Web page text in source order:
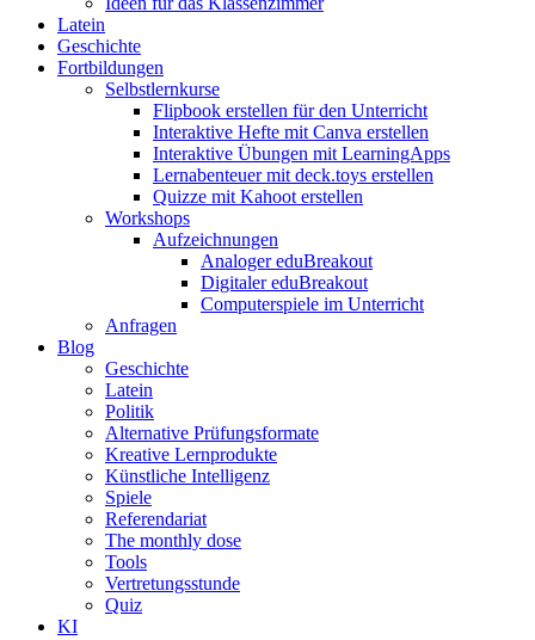
Latein
Geschichte
Fortbildungen
Selbstlernkurse
Flipbook erstellen für den Unterricht
Interaktive Hefte mit Canva erstellen
Interaktive Übungen mit LearningApps
Lernabenteuer mit deck.toys erstellen
Quizze mit Kahoot erstellen
Workshops
Aufzeichnungen
Analoger eduBreakout
Digitaler eduBreakout
Computerspiele im Unterricht
Anfragen
Blog
Geschichte
Latein
Politik
Alternative Prüfungsformate
Kreative Lernprodukte
Künstliche Intelligenz
Spiele
Referendariat
The monthly dose
Tools
Vertretungsstunde
Quiz
KI